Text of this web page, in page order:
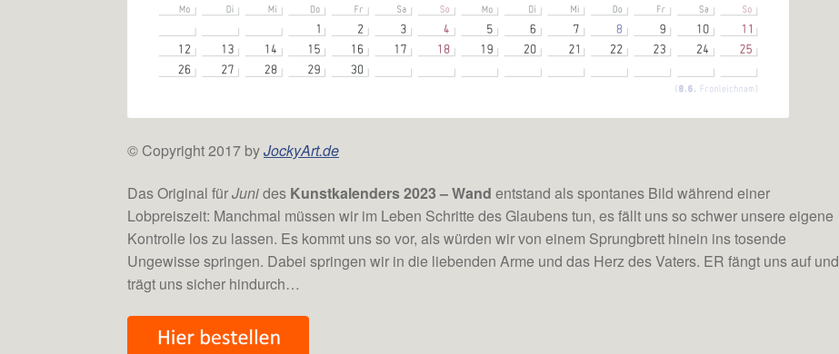
© Copyright 2017 byJockyArt.de
Das Original fürJunides Kunstkalenders 2023 – Wand entstand als spontanes Bild während einer
Lobpreiszeit: Manchmal müssen wir im Leben Schritte des Glaubens tun, es fällt uns so schwer unsere eigene
Kontrolle los zu lassen. Es kommt uns so vor, als würden wir von einem Sprungbrett hinein ins tosende
Ungewisse springen. Dabei springen wir in die liebenden Arme und das Herz des Vaters. ER fängt uns auf und
trägt uns sicher hindurch…